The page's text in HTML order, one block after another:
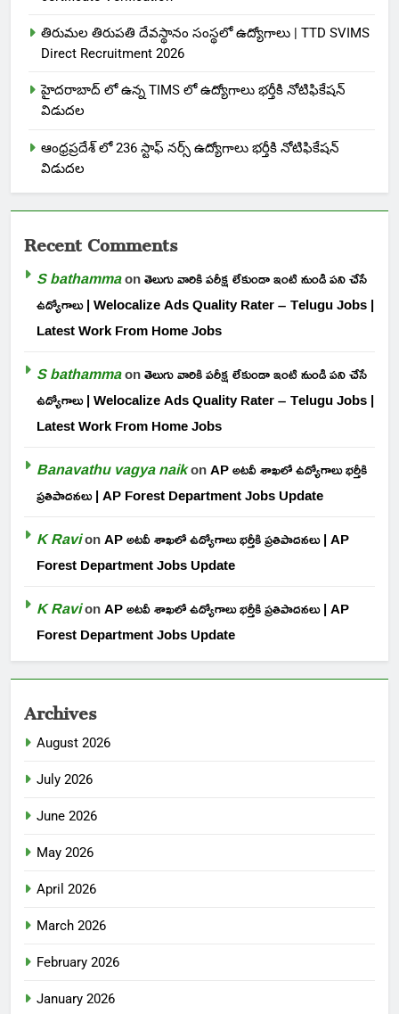
తిరుమల తిరుపతి దేవస్థానం సంస్థలో ఉద్యోగాలు | TTD SVIMS
Direct Recruitment 2026
హైదరాబాద్ లో ఉన్న TIMS లో ఉద్యోగాలు భర్తీకి నోటిఫికేషన్
విడుదల
ఆంధ్రప్రదేశ్ లో 236 స్టాఫ్ నర్స్ ఉద్యోగాలు భర్తీకి నోటిఫికేషన్
విడుదల
Recent Comments
S bathammaonతెలుగు వారికి పరీక్ష లేకుండా ఇంటి నుండి పని చేసే
ఉద్యోగాలు | Welocalize Ads Quality Rater – Telugu Jobs |
Latest Work From Home Jobs
S bathammaonతెలుగు వారికి పరీక్ష లేకుండా ఇంటి నుండి పని చేసే
ఉద్యోగాలు | Welocalize Ads Quality Rater – Telugu Jobs |
Latest Work From Home Jobs
Banavathu vagya naikonAP అటవీ శాఖలో ఉద్యోగాలు భర్తీకి
ప్రతిపాదనలు | AP Forest Department Jobs Update
K RavionAP అటవీ శాఖలో ఉద్యోగాలు భర్తీకి ప్రతిపాదనలు | AP
Forest Department Jobs Update
K RavionAP అటవీ శాఖలో ఉద్యోగాలు భర్తీకి ప్రతిపాదనలు | AP
Forest Department Jobs Update
Archives
August 2026
July 2026
June 2026
May 2026
April 2026
March 2026
February 2026
January 2026